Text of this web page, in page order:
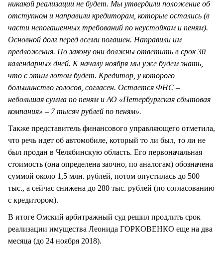
никакой реализации не будет. Мы утвердили положение об
отступном и направили кредиторам, которые остались (в
части непогашенных требований по неустойкам и пеням).
Основной долг перед всеми погашен. Направили им
предложения. По закону они должны ответить в срок 30
календарных дней. К началу ноября мы уже будем знать,
что с этим лотом будет. Кредитор, у которого
большинство голосов, согласен. Остается ФНС –
небольшая сумма по пеням и АО «Петербургская сбытовая
компания» – 7 тысяч рублей по пеням».
Также представитель финансового управляющего отметила,
что речь идет об автомобиле, который то ли был, то ли не
был продан в Челябинскую область. Его первоначальная
стоимость (она определена заочно, по аналогам) обозначена
суммой около 1,5 млн. рублей, потом опустилась до 500
тыс., а сейчас снижена до 280 тыс. рублей (по согласованию
с кредитором).
В итоге Омский арбитражный суд решил продлить срок
реализации имущества Леонида ГОРКОВЕНКО еще на два
месяца (до 24 ноября 2018).